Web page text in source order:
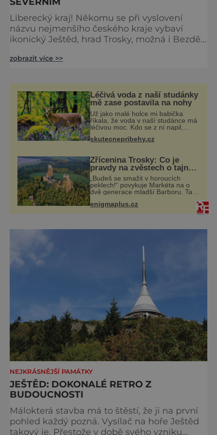
Liberecký kraj! Někomu se při vyslovení
názvu nejmenšího českého kraje vybaví
ikonický Ještěd, hrad Trosky, možná i Bezděz
některé z krkonošských horských středisek.
toho skrývá více, než si mnozí myslí, a my
vás chceme s místy, které by měl každý znát,
seznámit. Vyberte si
zobrazit více >>
Léčivá voda z naší studánky
mě zase postavila na nohy
Už jako malé holce mi babička
říkala, že voda v naší studánce má
léčivou moc. Kdo se z ní napil,
se ulevilo. Ráda vzpomínám na své
skutecnepribehy.cz
Zřícenina Trosky: Co je
pravdy na zvěstech o tajné
chodbě?
„Budeš se smažit v horoucích
peklech!“ povykuje Markéta na o
dvě generace mladší Barboru. Ta jí
za chvíli slovní palbu opětuje. První
je zarytá katolička, druhá
enigmaplus.cz
NEJKRÁSNĚJŠÍ PAMÁTKY
JEŠTĚD: DOKONALÉ RETRO Z
BUDOUCNOSTI
Málokterá stavba má to štěstí, že ji na první
pohled každý pozná. Vysílač na hoře Ještěd
takový je. Přestože v době svého vzniku